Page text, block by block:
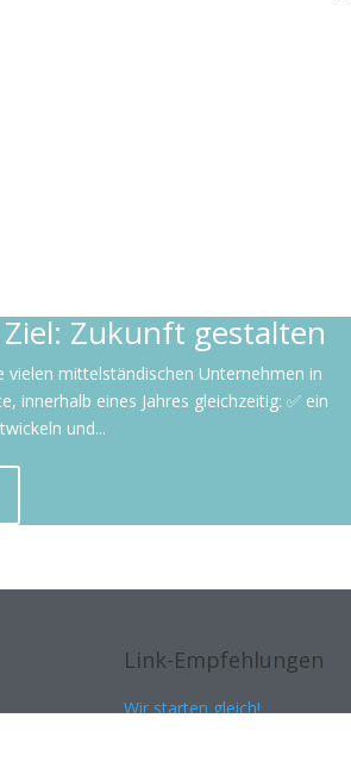
Zukunft gestalten
vielen mittelständischen Unternehmen in
innerhalb eines Jahres gleichzeitig: ✅ ein
und...
Link-Empfehlungen
Wir starten gleich!